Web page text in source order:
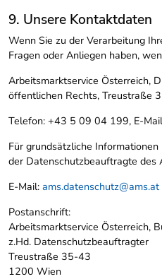
9. Unsere Kontaktdaten
Wenn Sie zu der Verarbeitung
Fragen oder Anliegen haben,
Arbeitsmarktservice Österreich,
öffentlichen Rechts, Treustraße
Telefon: +43 5 09 04 199, E-
Für grundsätzliche
der Datenschutzbeauftragte des
E-Mail: ams.datenschutz@ams.at
Postanschrift:
Arbeitsmarktservice Österreich,
z.Hd. Datenschutzbeauftragter
Treustraße 35-43
1200 Wien